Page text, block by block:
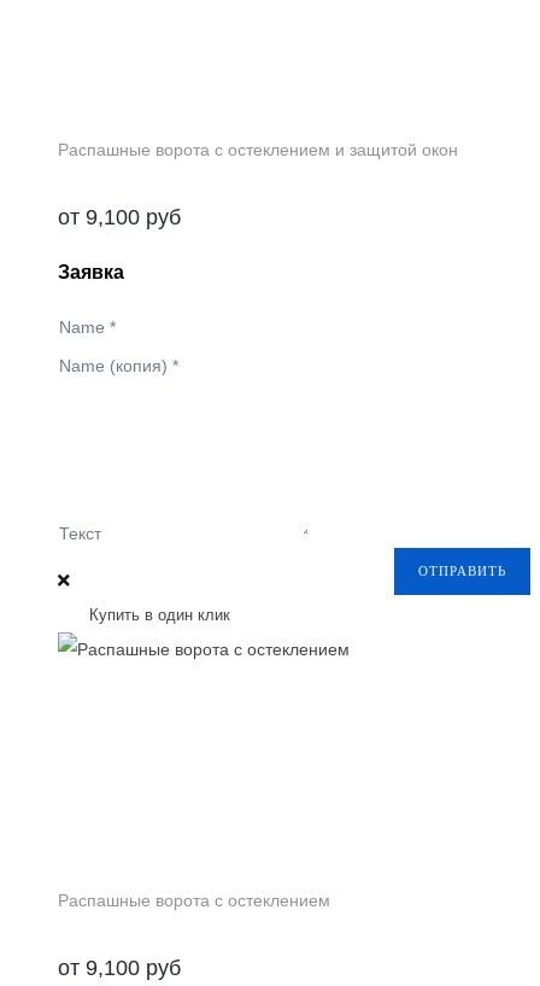
Распашные ворота с остеклением и защитой окон
от 9,100 руб
Заявка
Name *
Name (копия) *
Текст
ОТПРАВИТЬ
Купить в один клик
Распашные ворота с остеклением
от 9,100 руб